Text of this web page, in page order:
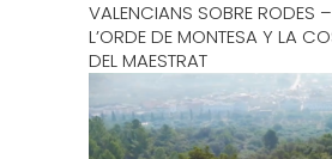
VALENCIANS SOBRE RODES
L’ORDE DE MONTESA Y LA
DEL MAESTRAT